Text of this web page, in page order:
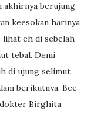
akhirnya berujung
keesokan harinya
lihat eh di sebelah
tebal. Demi
di ujung selimut
berikutnya, Bee
Birghita.